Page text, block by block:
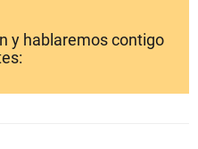
y hablaremos contigo